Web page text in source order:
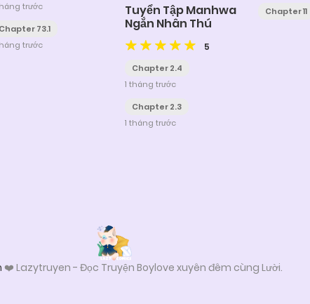
trước
Chapter 73.1
trước
Tuyển Tập Manhwa
Ngắn Nhân Thú
5
Chapter 2.4
1 tháng trước
Chapter 2.3
1 tháng trước
Chapter 11
❤️ Lazytruyen - Đọc Truyện Boylove xuyên đêm cùng Lười.